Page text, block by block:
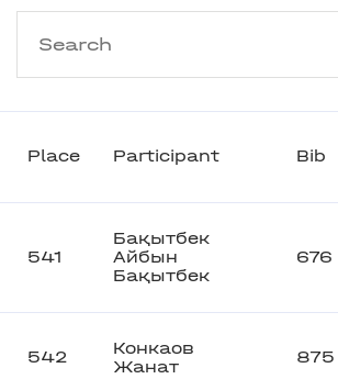
Place Participant Bib
541
Бақытбек
Айбын
Бақытбек
676
542
Конкаов
Жанат
875